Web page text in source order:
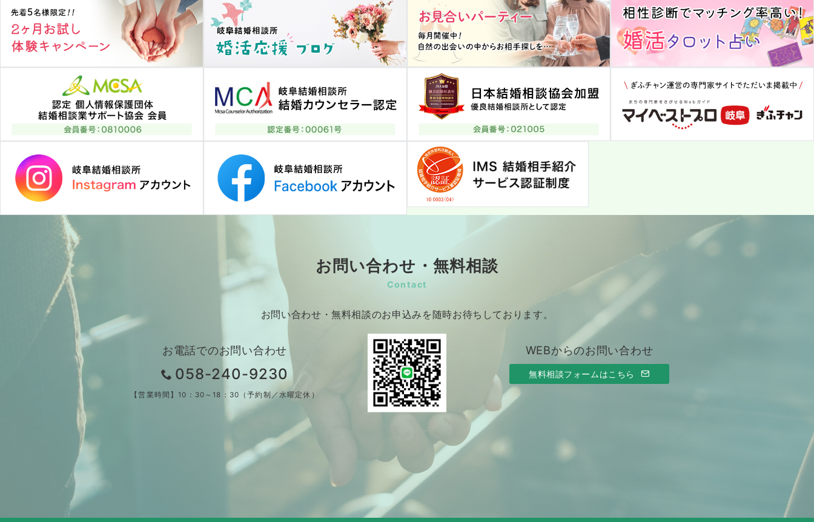
ー
シ
ョ
お問い合わせ・無料相談
Contact
お問い合わせ・無料相談のお申込みを随時お待ちしております。
お電話でのお問い合わせ
058-240-9230
【営業時間】10：30～18：30（予約制／水曜定休）
WEBからのお問い合わせ
無料相談フォームはこちら